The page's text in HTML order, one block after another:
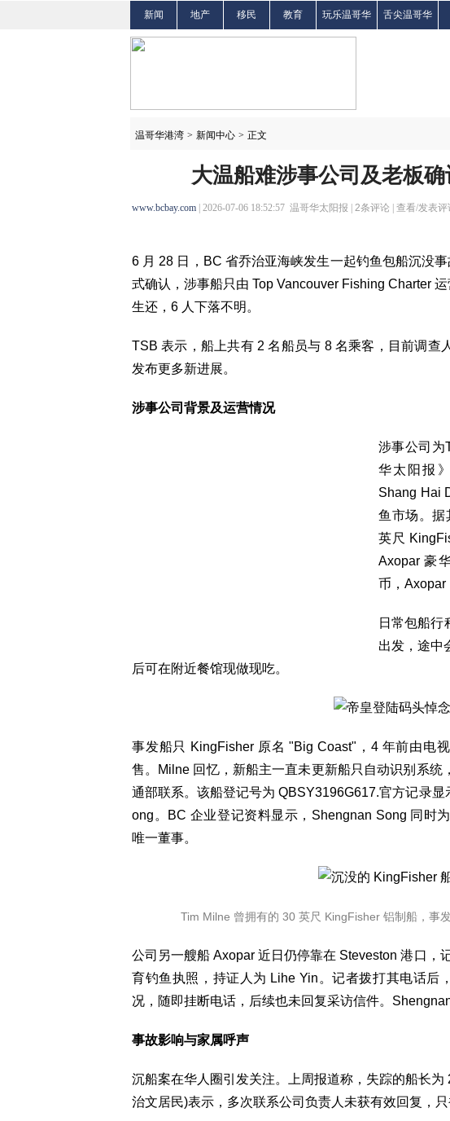
新闻 地产 移民 教育 玩乐温哥华 舌尖温哥华
温哥华港湾 > 新闻中心 > 正文
大温船难涉事公司及老板
www.bcbay.com | 2026-07-06 18:52:57 温哥华太阳报 | 2条评论 | 查看/发表评
6 月 28 日，BC 省乔治亚海峡发生一起钓鱼包船沉没
式确认，涉事船只由 Top Vancouver Fishing Charter
生还，6 人下落不明。
TSB 表示，船上共有 2 名船员与 8 名乘客，目前调查
发布更多新进展。
涉事公司背景及运营情况
涉事公司为
华太阳报
Shang Hai
鱼市场。据
英尺
Axopar 豪
币，Axopar
日常包船行
出发，途中
后可在附近餐馆现做现吃。
事发船只 KingFisher 原名 "Big Coast"，4 年前由电
售。Milne 回忆，新船主一直未更新船只自动识别系统
通部联系。该船登记号为 QBSY3196G617.官方记录
ong。BC 企业登记资料显示，Shengnan Song 同时
唯一董事。
Tim Milne 曾拥有的 30 英尺 KingFisher 铝制船，事
公司另一艘船 Axopar 近日仍停靠在 Steveston 港口，
育钓鱼执照，持证人为 Lihe Yin。记者拨打其电话后
况，随即挂断电话，后续也未回复采访信件。
事故影响与家属呼声
沉船案在华人圈引发关注。上周报道称，失踪的船长
治文居民)表示，多次联系公司负责人未获有效回复，